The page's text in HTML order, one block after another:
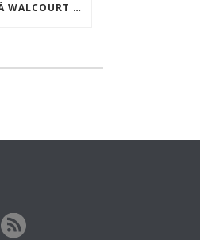
VISITE PARTAGÉE À WALCOURT : UNE DÉMARCHE PARTICIPATIVE ANIMÉE PAR ESPACE ENVIRONNEMENT